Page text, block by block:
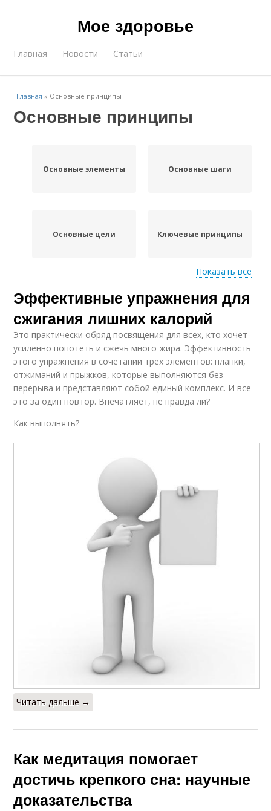
Мое здоровье
Главная Новости Статьи
Главная » Основные принципы
Основные принципы
Основные элементы Основные шаги
Основные цели Ключевые принципы
Основные факторы Основные секреты
Основные этапы Основные способы
Показать все
Эффективные упражнения для
сжигания лишних калорий
Это практически обряд посвящения для всех, кто хочет
усиленно попотеть и сжечь много жира. Эффективность
этого упражнения в сочетании трех элементов: планки,
отжиманий и прыжков, которые выполняются без
перерыва и представляют собой единый комплекс. И все
это за один повтор. Впечатляет, не правда ли?
Как выполнять?
Читать дальше →
Как медитация помогает
достичь крепкого сна: научные
доказательства